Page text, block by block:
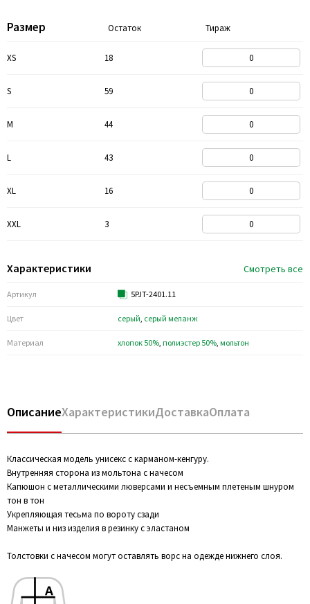
Размер Остаток Тираж
XS 18
S 59
M 44
L 43
XL 16
XXL 3
Характеристики Смотреть все
Артикул 5PJT-2401.11
Цвет серый, серый меланж
Материал хлопок 50%, полиэстер 50%, мольтон
ОписаниеХарактеристикиДоставкаОплата
Классическая модель унисекс с карманом-кенгуру.
Внутренняя сторона из мольтона с начесом
Капюшон с металлическими люверсами и несъемным плетеным шнуром
тон в тон
Укрепляющая тесьма по вороту сзади
Манжеты и низ изделия в резинку с эластаном
Толстовки с начесом могут оставлять ворс на одежде нижнего слоя.